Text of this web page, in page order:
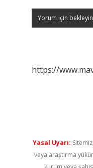
https://
Yasal Uyarı:
veya araştırma